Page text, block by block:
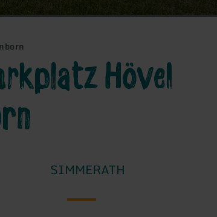
Hövel
SIMMERATH